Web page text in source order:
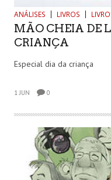
ANÁLISES LIVROS
MÃO CHEIA DE
CRIANÇA
Especial dia da criança
1 JUN 0